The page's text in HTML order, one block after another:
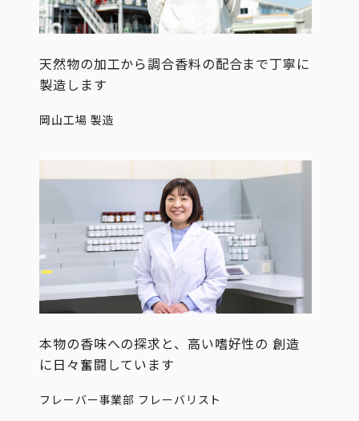
天然物の加工から調合香料の配合まで丁寧に
製造します
岡山工場 製造
本物の香味への探求と、高い嗜好性の 創造
に日々奮闘しています
フレーバー事業部 フレーバリスト